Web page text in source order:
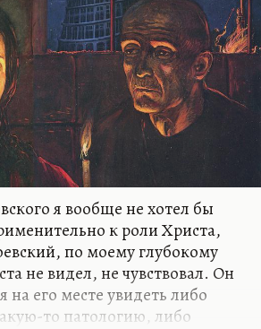
и непримиренной. Это, с
с другой,
сомнительная муза. Это
я вообще не хотел бы
к роли Христа,
по моему глубокому
не видел, не чувствовал. Он
на его месте увидеть либо
то патологию, либо